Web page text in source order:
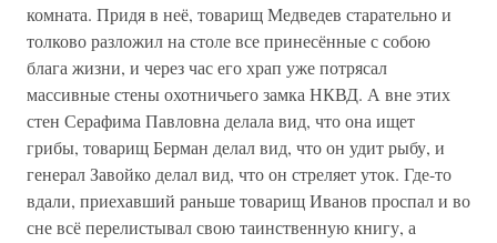
комната. Придя в неё, товарищ Медведев старательно и
толково разложил на столе все принесённые с собою
блага жизни, и через час его храп уже потрясал
массивные стены охотничьего замка НКВД. А вне этих
стен Серафима Павловна делала вид, что она ищет
грибы, товарищ Берман делал вид, что он удит рыбу, и
генерал Завойко делал вид, что он стреляет уток. Где-то
вдали, приехавший раньше товарищ Иванов проспал и во
сне всё перелистывал свою таинственную книгу, а